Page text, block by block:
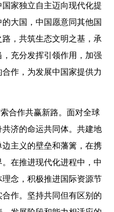
家独立自主迈向现代化提
大国，中国愿意同其他国
，共筑生态文明之基，承
充分发挥引领作用，加强
作，为发展中国家提供力
合作共赢新路。面对全球
济的命运共同体。共建地
主义的壁垒和藩篱，在携
在推进现代化进程中，中
念，积极推进国际资源节
作。坚持共同但有区别的